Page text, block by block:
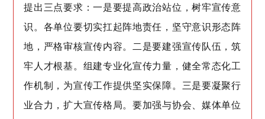
提出三点要求：一是要提高政治站位，树牢宣传意
识。各单位要切实扛起阵地责任，坚守意识形态阵
地，严格审核宣传内容。二是要建强宣传队伍，筑
牢人才根基。组建专业化宣传力量，健全常态化工
作机制，为宣传工作提供坚实保障。三是要凝聚行
业合力，扩大宣传格局。要加强与协会、媒体单位